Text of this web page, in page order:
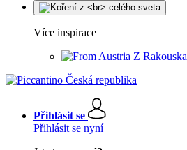
Více inspirace
Z Rakouska
Přihlásit se
Přihlásit se nyní